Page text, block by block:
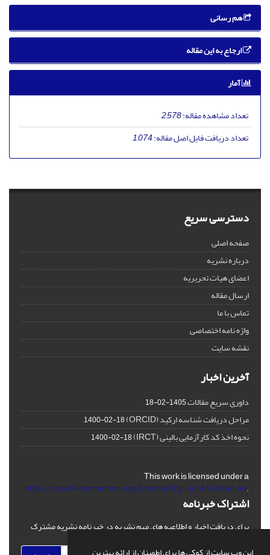
هم رسانی
ارجاع به این مقاله
آمار
تعداد مشاهده مقاله:2,578
تعداد دریافت فایل اصل مقاله:1,074
دسترسی سریع
صفحه اصلی
درباره نشریه
اعضای هیات تحریریه
ارسال مقاله
تماس با ما
واژه نامه اختصاصی
نقشه سایت
آخرین اخبار
داوری سریع مقالات1405-02-18
مراحل دریافت شناسه ارکید (ORCID) 1400-02-18
نحوه اخذ کد کارآزمایی بالینی (IRCT) 1400-02-18
This work is licensed under a
https://creativecommons.org/licenses/by-nc/4.0/deed.en.
اشتراک خبرنامه
برای دریافت اخبار و اطلاعیه های مهم نشریه در خبرنامه نشریه مشترک